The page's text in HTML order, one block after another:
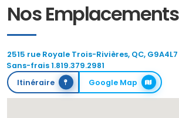
Nos Emplacements
2515 rue Royale Trois-Rivières, QC, G9A4L7
Sans-frais 1.819.379.2981
Itinéraire
Google Map